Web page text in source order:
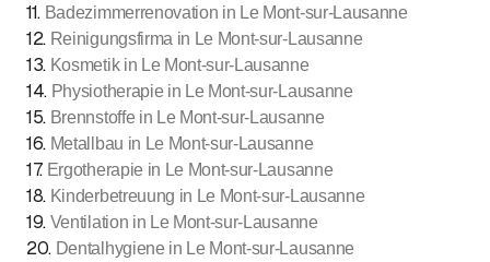
11. Badezimmerrenovation in Le Mont-sur-Lausanne
12. Reinigungsfirma in Le Mont-sur-Lausanne
13. Kosmetik in Le Mont-sur-Lausanne
14. Physiotherapie in Le Mont-sur-Lausanne
15. Brennstoffe in Le Mont-sur-Lausanne
16. Metallbau in Le Mont-sur-Lausanne
17. Ergotherapie in Le Mont-sur-Lausanne
18. Kinderbetreuung in Le Mont-sur-Lausanne
19. Ventilation in Le Mont-sur-Lausanne
20. Dentalhygiene in Le Mont-sur-Lausanne